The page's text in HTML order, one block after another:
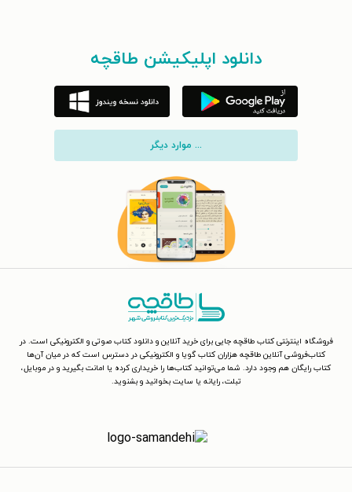
دانلود اپلیکیشن طاقچه
... موارد دیگر
فروشگاه اینترنتی کتاب طاقچه جایی برای خرید آنلاین و دانلود کتاب صوتی و الکترونیکی است. در
کتاب‌فروشی آنلاین طاقچه هزاران کتاب گویا و الکترونیکی در دسترس است که در میان آن‌ها
کتاب رایگان هم وجود دارد. شما می‌توانید کتاب‌ها را خریداری کرده یا امانت بگیرید و در موبایل،
تبلت، رایانه یا سایت بخوانید و بشنوید.